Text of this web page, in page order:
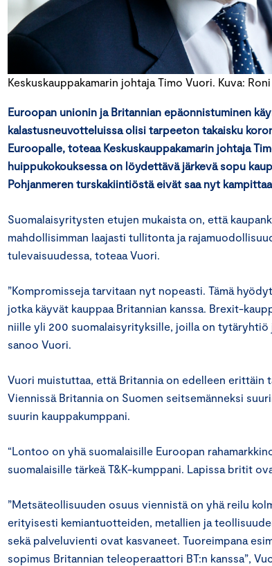
Keskuskauppakamarin johtaja Timo Vuori. Kuva: Roni
Euroopan unionin ja Britannian epäonnistuminen
kalastusneuvotteluissa olisi tarpeeton takaisku
Euroopalle, toteaa Keskuskauppakamarin johtaja
huippukokouksessa on löydettävä järkevä sopu
Pohjanmeren turskakiintiöstä eivät saa nyt
Suomalaisyritysten etujen mukaista on, että
mahdollisimman laajasti tullitonta ja
tulevaisuudessa, toteaa Vuori.
”Kompromisseja tarvitaan nyt nopeasti. Tämä
jotka käyvät kauppaa Britannian kanssa. Brexit-
niille yli 200 suomalaisyrityksille, joilla on tytäryhtiö
sanoo Vuori.
Vuori muistuttaa, että Britannia on edelleen erittäin
Viennissä Britannia on Suomen seitsemänneksi
suurin kauppakumppani.
“Lontoo on yhä suomalaisille Euroopan
suomalaisille tärkeä T&K-kumppani. Lapissa britit
”Metsäteollisuuden osuus viennistä on yhä reilu
erityisesti kemiantuotteiden, metallien ja
sekä palveluvienti ovat kasvaneet. Tuoreimpana
sopimus Britannian teleoperaattori BT:n kanssa”,